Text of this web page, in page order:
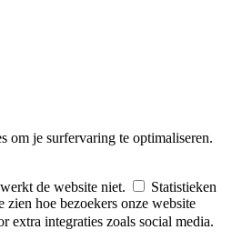
om je surfervaring te optimaliseren.
de website niet.
Statistieken
zien hoe bezoekers onze website
extra integraties zoals social media.